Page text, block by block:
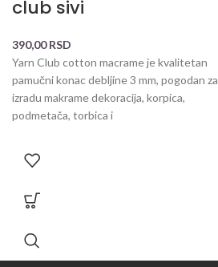
club sivi
390,00RSD
Yarn Club cotton macrame je kvalitetan
pamučni konac debljine 3 mm, pogodan za
izradu makrame dekoracija, korpica,
podmetača, torbica i